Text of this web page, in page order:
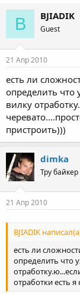
B BJIADIK
Guest
21 Апр 2010
есть ли
определить
вилку
пристроить)))
dimka
Тру байкер
21 Апр 2010
BJIADIK
есть ли
определить что
отработки есть